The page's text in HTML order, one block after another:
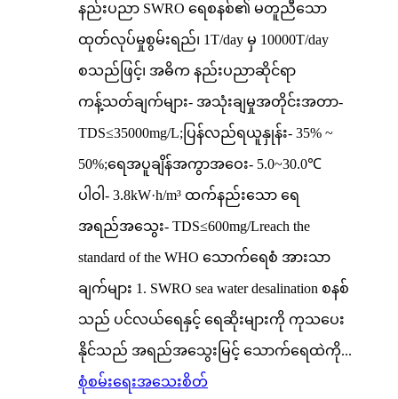
နည်းပညာ SWRO ရေစနစ်၏ မတူညီသော
ထုတ်လုပ်မှုစွမ်းရည်၊ 1T/day မှ 10000T/day
စသည်ဖြင့်၊ အဓိက နည်းပညာဆိုင်ရာ
ကန့်သတ်ချက်များ- အသုံးချမှုအတိုင်းအတာ-
TDS≤35000mg/L;ပြန်လည်ရယူနှုန်း- 35% ~
50%;ရေအပူချိန်အကွာအဝေး- 5.0~30.0℃
ပါဝါ- 3.8kW·h/m³ ထက်နည်းသော ရေ
အရည်အသွေး- TDS≤600mg/Lreach the
standard of the WHO သောက်ရေစံ အားသာ
ချက်များ 1. SWRO sea water desalination စနစ်
သည် ပင်လယ်ရေနှင့် ရေဆိုးများကို ကုသပေး
နိုင်သည် အရည်အသွေးမြင့် သောက်ရေထဲကို...
စုံစမ်းရေးအသေးစိတ်